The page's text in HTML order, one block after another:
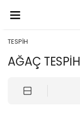
TESPİH
AĞAÇ TESPİH